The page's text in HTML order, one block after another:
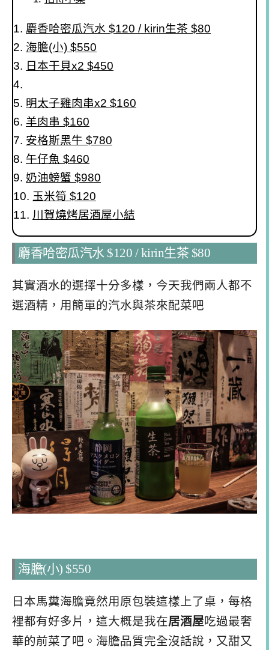
麝香哈密瓜汽水 $120 / kirin生茶 $80
海膽(小) $550
日本干貝x2 $450
明太子雞肉串x2 $160
羊肉串 $160
安格斯黑牛 $780
午仔魚 $460
奶油螃蟹 $980
玉米筍 $120
川賀燒烤居酒屋小結
麝香哈密瓜汽水 $120 / kirin生茶 $80
其實酒水的選擇十分多樣，今天我們兩人都不
選酒精，用簡單的汽水與茶來配菜吧
海膽(小) $550
日本馬糞海膽竟然用原包裝這樣上了桌，每格
裡都有好多片，這大概是我在居酒屋吃過最奢
華的前菜了吧。海膽品質完全沒話說，又甜又